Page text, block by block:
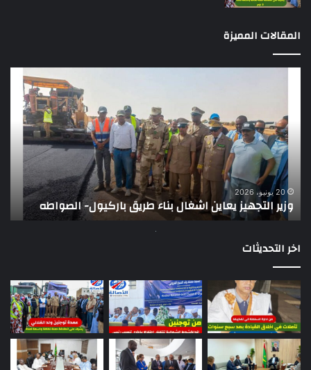
المقالات المميزة
اشغال
بناء
طريق
باركيول-
الصواطه
20 يونيو، 2026
وزير التجهيز يعاين اشغال بناء طريق باركيول- الصواطه
اخر التحديثات